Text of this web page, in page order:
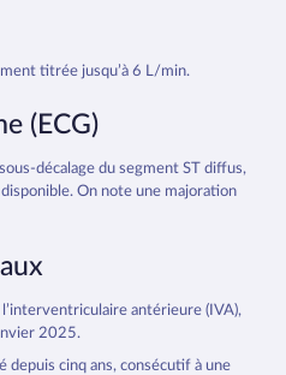
titrée jusqu’à 6 L/min.
(ECG)
décalage du segment ST diffus,
On note une majoration
antérieure (IVA),
2025.
depuis cinq ans, consécutif à une